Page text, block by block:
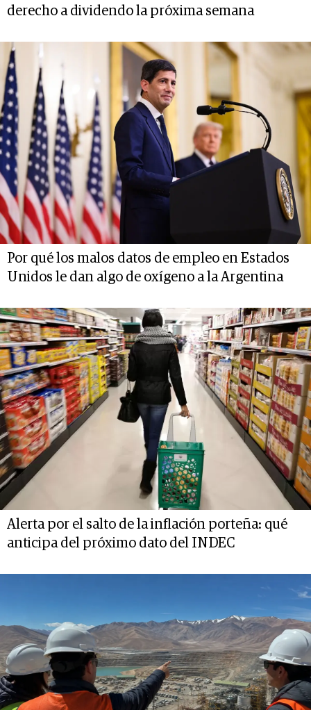
derecho a dividendo la próxima semana
Por qué los malos datos de empleo en Estados
Unidos le dan algo de oxígeno a la Argentina
Alerta por el salto de la inflación porteña: qué
anticipa del próximo dato del INDEC